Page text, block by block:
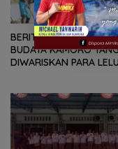
BERITA FOTO :
BUDAYA KAMORO
DIWARISKAN PARA